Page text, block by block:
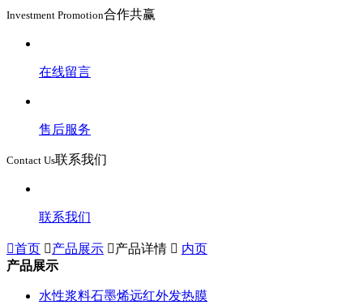
Investment Promotion合作共赢
在线留言
售后服务
Contact Us联系我们
联系我们
首页 产品展示 产品详情  内页
产品展示
水性浆料石墨烯远红外发热膜